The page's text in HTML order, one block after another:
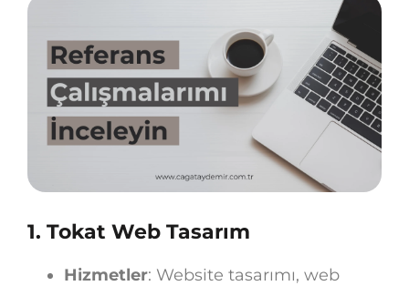
1. Tokat Web Tasarım
Hizmetler: Website tasarımı, web